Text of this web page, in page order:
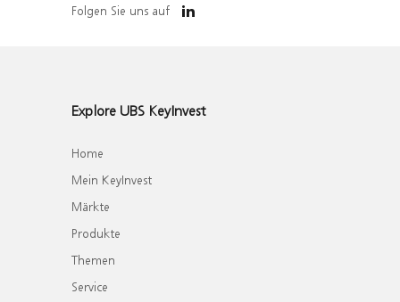
Folgen Sie uns auf
Explore UBS KeyInvest
Home
Mein KeyInvest
Märkte
Produkte
Themen
Service